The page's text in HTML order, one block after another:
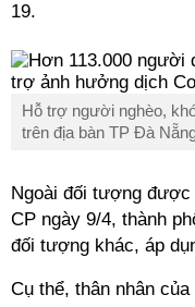
19.
Hỗ trợ người nghèo,
trên địa bàn TP Đà
Ngoài đối tượng
CP ngày 9/4, thành
đối tượng khác, áp
Cụ thể, thân nhân